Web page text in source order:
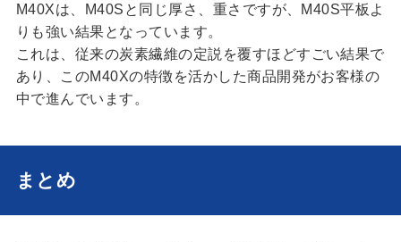
M40Xは、M40Sと同じ厚さ、重さですが、M40S平板よ
りも強い結果となっています。
これは、従来の炭素繊維の定説を覆すほどすごい結果で
あり、このM40Xの特徴を活かした商品開発がお客様の
中で進んでいます。
まとめ